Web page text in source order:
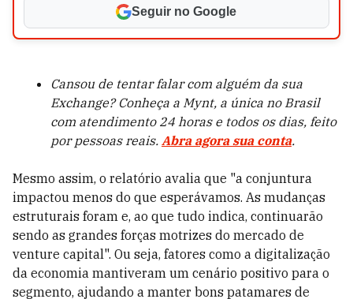
Seguir no Google
Cansou de tentar falar com alguém da sua
Exchange? Conheça a Mynt, a única no Brasil
com atendimento 24 horas e todos os dias, feito
por pessoas reais. Abra agora sua conta.
Mesmo assim, o relatório avalia que "a conjuntura
impactou menos do que esperávamos. As mudanças
estruturais foram e, ao que tudo indica, continuarão
sendo as grandes forças motrizes do mercado de
venture capital". Ou seja, fatores como a digitalização
da economia mantiveram um cenário positivo para o
segmento, ajudando a manter bons patamares de